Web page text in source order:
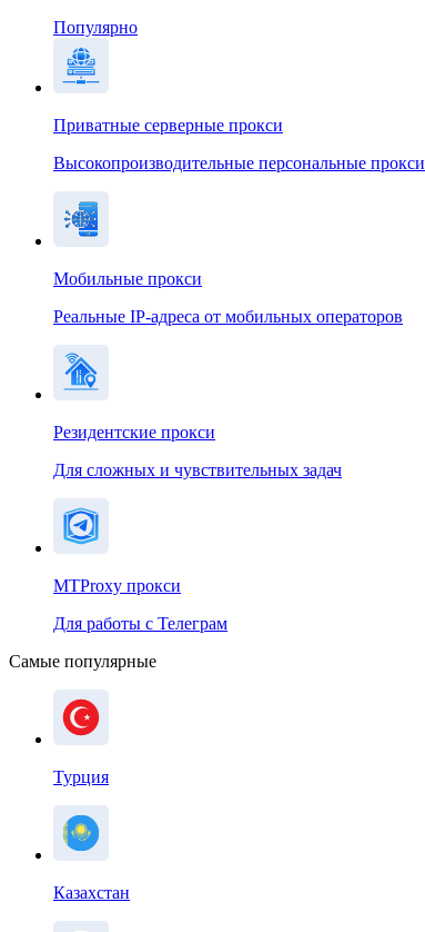
Популярно
Приватные серверные прокси
Высокопроизводительные персональные прокси
Мобильные прокси
Реальные IP-адреса от мобильных операторов
Резидентские прокси
Для сложных и чувствительных задач
MTProxy прокси
Для работы с Телеграм
Самые популярные
Турция
Казахстан